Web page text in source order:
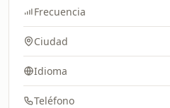
Frecuencia
Ciudad
Idioma
Teléfono